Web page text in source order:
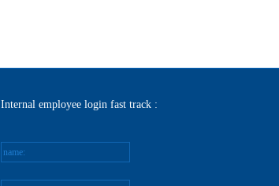
Internal employee login fast track :
name: